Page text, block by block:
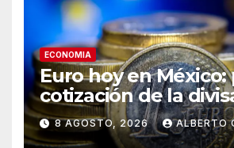
ECONOMIA
Euro hoy en México:
cotización de la
sábado 8 de agosto
8 AGOSTO, 2026 ALBERTO